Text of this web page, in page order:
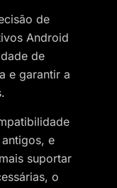
de
Android
de
e garantir a
e
suportar
o